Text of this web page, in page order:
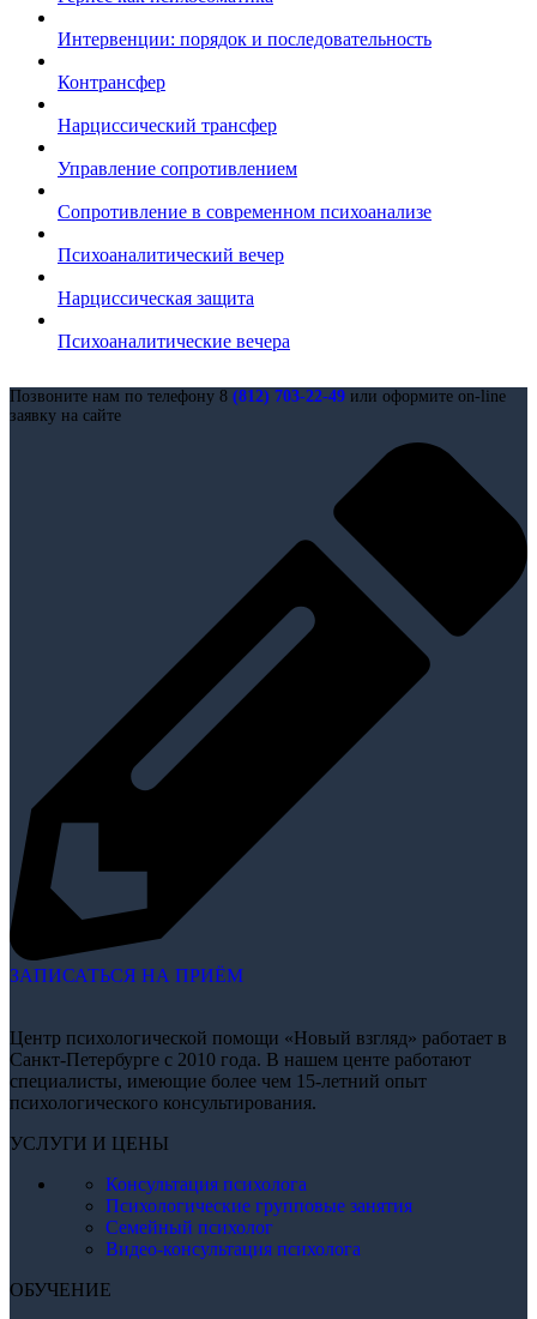
Интервенции: порядок и последовательность
Контрансфер
Нарциссический трансфер
Управление сопротивлением
Сопротивление в современном психоанализе
Психоаналитический вечер
Нарциссическая защита
Психоаналитические вечера
Позвоните нам по телефону 8 (812) 703-22-49 или оформите on-line
заявку на сайте
ЗАПИСАТЬСЯ НА ПРИЁМ
Центр психологической помощи «Новый взгляд» работает в
Санкт-Петербурге с 2010 года. В нашем центе работают
специалисты, имеющие более чем 15-летний опыт
психологического консультирования.
УСЛУГИ И ЦЕНЫ
Консультация психолога
Психологические групповые занятия
Семейный психолог
Видео-консультация психолога
ОБУЧЕНИЕ